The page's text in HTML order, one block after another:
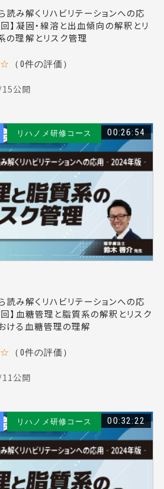
読み解くリハビリテーションへの応
凝固・線溶と出血傾向の解釈とリ
理解とリスク管理
（0件の評価）
公開
リハノメ研修コース 00:26:54
読み解くリハビリテーションへの応
血糖管理と脂質系の解釈とリスク
る血糖管理の理解
（0件の評価）
公開
リハノメ研修コース 00:32:22